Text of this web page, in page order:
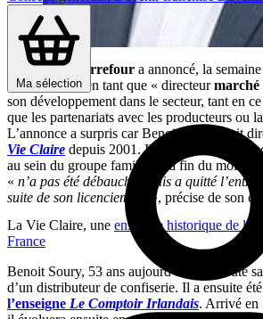
Ma sélection
groupe Carrefour a annoncé, la
Benoit Soury en tant que « directeurmarché
son développement dans le secteur, tant en
que les partenariats avec les producteurs ou
L’annonce a surpris car Benoit Soury était
Vie Claire depuis 2001. Il avait quitté ses
au sein du groupe familial à la fin du mois de
« n’a pas été débauché, mais a quitté
suite de son licenciement
», précise de son
La Vie Claire, une enseigne historique de
France
Benoit Soury, 53 ans aujourd’hui, a débuté
d’un distributeur de confiserie. Il a ensuite
l’enseigne Le Comptoir Irlandais. Arrivé en